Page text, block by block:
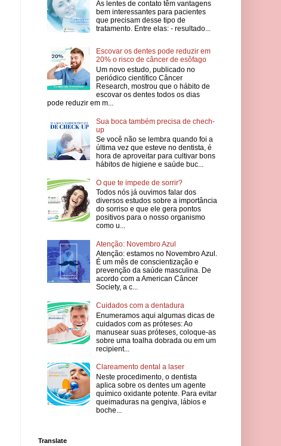
As lentes de contato têm vantagens
bem interessantes para pacientes
que precisam desse tipo de
tratamento. Entre elas: - resultado...
Escovar os dentes pode reduzir em
20% o risco de câncer de esôfago
Um novo estudo, publicado no
periódico científico Câncer
Research, mostrou que o hábito de
escovar os dentes todos os dias
pode reduzir em m...
Sua boca também precisa de chech-
up
Se você não se lembra quando foi a
última vez que esteve no dentista, é
hora de aproveitar para cultivar bons
hábitos de higiene e saúde buc...
O que te impede de sorrir?
Todos nós já ouvimos falar dos
diversos estudos sobre a importância
do sorriso e que ele gera pontos
positivos para o nosso organismo
como u...
Atenção: Novembro Azul
Atenção: estamos no Novembro Azul.
É um mês de conscientização e
prevenção da saúde masculina. De
acordo com a American Câncer
Society, a c...
Cuidados com a dentadura
Enumeramos aqui algumas dicas de
cuidados com as próteses: Ao
manusear suas próteses, coloque-as
sobre uma toalha dobrada ou em um
recipient...
Clareamento dental a laser
Neste procedimento, o dentista
aplica sobre os dentes um agente
químico oxidante potente. Para evitar
queimaduras na gengiva, lábios e
boche...
Translate